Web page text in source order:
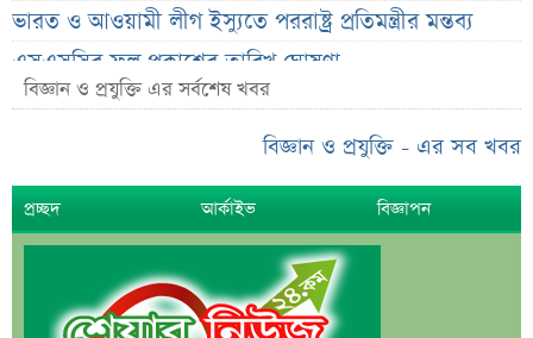
ভারত ও আওয়ামী লীগ ইস্যুতে পররাষ্ট্র প্রতিমন্ত্রীর মন্তব্য
এসএসসির ফল প্রকাশের তারিখ ঘোষণা
সৌদিতে বাংলাদেশিদের জন্য বড় সুখবর
নয় মাসের স্থবিরতা কাটিয়ে আবার গ্যাস পরিবহনে ইন্ট্রাকো
উচ্চ সুদেও মিলছে না আমানত, অবসায়নের প্রক্রিয়ায় ৫
আর্থিক প্রতিষ্ঠান
রাষ্ট্রপতি নির্বাচনের চূড়ান্ত তারিখ ঘোষণা
সাকিবের বাড়িতে হামলার পর কড়া প্রতিক্রিয়া পশ্চিমবঙ্গের
মন্ত্রীর
বিজ্ঞান ও প্রযুক্তি এর সর্বশেষ খবর
বিজ্ঞান ও প্রযুক্তি - এর সব খবর
প্রচ্ছদ আর্কাইভ বিজ্ঞাপন